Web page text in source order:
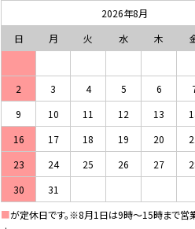
2026年8月
日
月 火 水 木
2
3 4 5 6
9
10 11 12 13
16
17 18 19 20
23
24 25 26 27
30
31
■が定休日です。※8月1日は9時～15時まで営